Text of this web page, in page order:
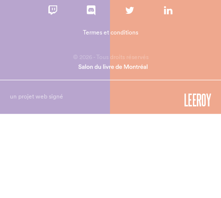
© 2026 - Tous droits réservés
Termes et conditions
un projet web signé